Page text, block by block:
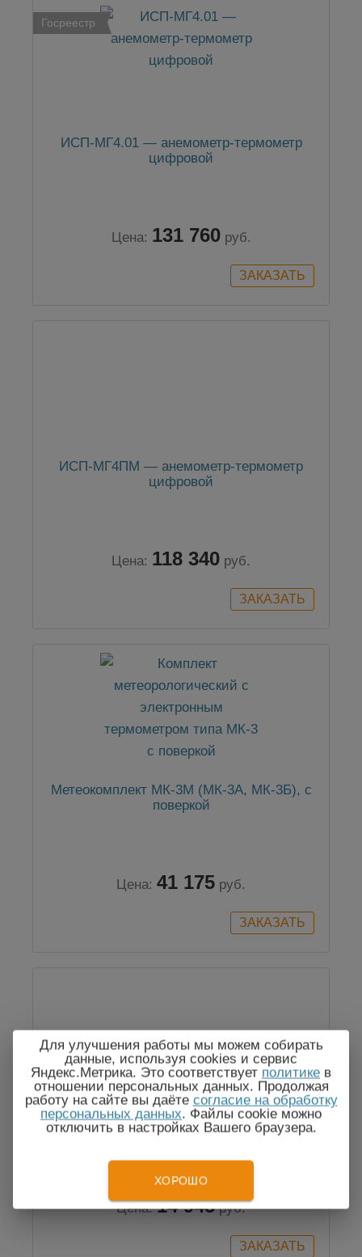
Госреестр
ИСП-МГ4.01 — анемометр-термометр
цифровой
Цена: 131 760 руб.
ИСП-МГ4ПМ — анемометр-термометр
цифровой
Цена: 118 340 руб.
Метеокомплект МК-3М (МК-3А, МК-3Б), с
поверкой
Цена: 41 175 руб.
МК-3 (МК-3А, МК-3Б) - метеокомплект,
без поверки
Цена: 14 945 руб.
Для улучшения работы мы можем собирать
данные, используя cookies и сервис
Яндекс.Метрика. Это соответствует политике в
отношении персональных данных. Продолжая
работу на сайте вы даёте согласие на обработку
персональных данных. Файлы cookie можно
отключить в настройках Вашего браузера.
ХОРОШО